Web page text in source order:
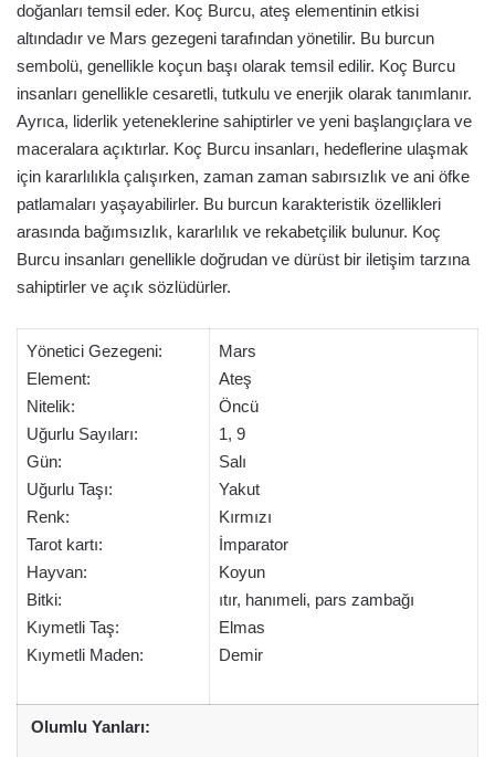
doğanları temsil eder. Koç Burcu, ateş elementinin etkisi
altındadır ve Mars gezegeni tarafından yönetilir. Bu burcun
sembolü, genellikle koçun başı olarak temsil edilir. Koç Burcu
insanları genellikle cesaretli, tutkulu ve enerjik olarak tanımlanır.
Ayrıca, liderlik yeteneklerine sahiptirler ve yeni başlangıçlara ve
maceralara açıktırlar. Koç Burcu insanları, hedeflerine ulaşmak
için kararlılıkla çalışırken, zaman zaman sabırsızlık ve ani öfke
patlamaları yaşayabilirler. Bu burcun karakteristik özellikleri
arasında bağımsızlık, kararlılık ve rekabetçilik bulunur. Koç
Burcu insanları genellikle doğrudan ve dürüst bir iletişim tarzına
sahiptirler ve açık sözlüdürler.
Yönetici Gezegeni:
Element:
Nitelik:
Uğurlu Sayıları:
Gün:
Uğurlu Taşı:
Renk:
Tarot kartı:
Hayvan:
Bitki:
Kıymetli Taş:
Kıymetli Maden:
Mars
Ateş
Öncü
1, 9
Salı
Yakut
Kırmızı
İmparator
Koyun
ıtır, hanımeli, pars zambağı
Elmas
Demir
Olumlu Yanları: